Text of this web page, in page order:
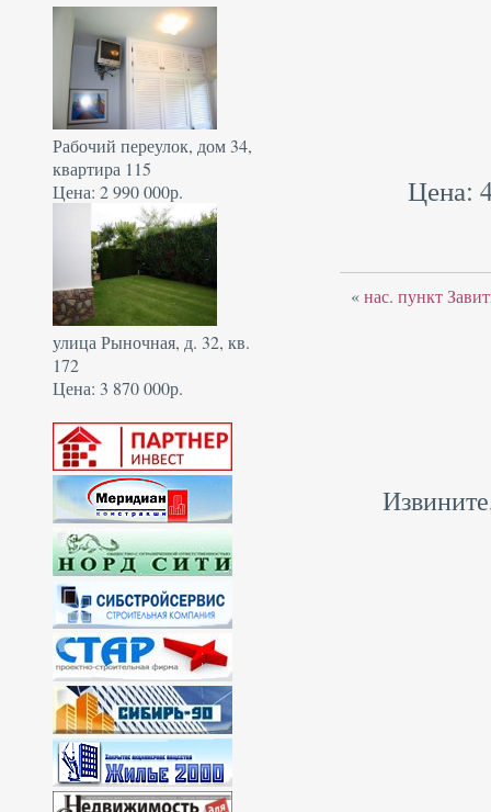
Рабочий переулок, дом 34,
квартира 115
Цена: 2 990 000р.
улица Рыночная, д. 32, кв.
172
Цена: 3 870 000р.
Цена:
«нас. пункт